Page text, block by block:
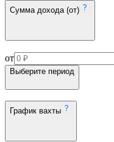
Сумма дохода (от)
от
Выберите период
График вахты